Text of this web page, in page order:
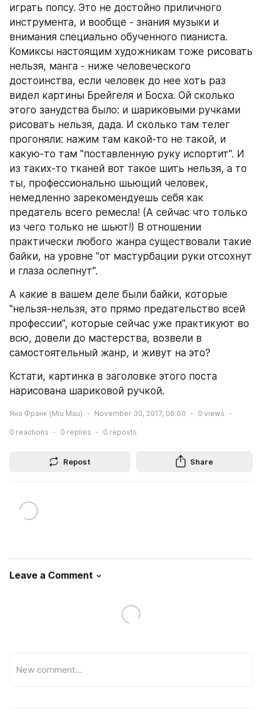
играть попсу. Это не достойно приличного
инструмента, и вообще - знания музыки и
внимания специально обученного пианиста.
Комиксы настоящим художникам тоже рисовать
нельзя, манга - ниже человеческого
достоинства, если человек до нее хоть раз
видел картины Брейгеля и Босха. Ой сколько
этого занудства было: и шариковыми ручками
рисовать нельзя, дада. И сколько там телег
прогоняли: нажим там какой-то не такой, и
какую-то там "поставленную руку испортит". И
из таких-то тканей вот такое шить нельзя, а то
ты, профессионально шьющий человек,
немедленно зарекомендуешь себя как
предатель всего ремесла! (А сейчас что только
из чего только не шьют!) В отношении
практически любого жанра существовали такие
байки, на уровне "от мастурбации руки отсохнут
и глаза ослепнут".
А какие в вашем деле были байки, которые
"нельзя-нельзя, это прямо предательство всей
профессии", которые сейчас уже практикуют во
всю, довели до мастерства, возвели в
самостоятельный жанр, и живут на это?
Кстати, картинка в заголовке этого поста
нарисована шариковой ручкой.
Яна Франк (Miu Mau) November 30, 2017, 06:00 0 views
0 reactions 0 replies 0 reposts
Repost Share
Leave a Comment